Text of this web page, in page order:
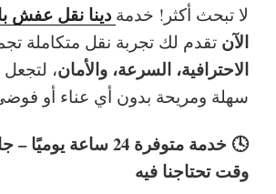
لا تبحث أكثر! خدمة دينا نقل عفش
الآن تقدم لك تجربة نقل متكاملة
الاحترافية، السرعة، والأمان، لتجعل
سهلة ومريحة بدون أي عناء أو
🕓 خدمة متوفرة 24
وقت تحتاجنا فيه